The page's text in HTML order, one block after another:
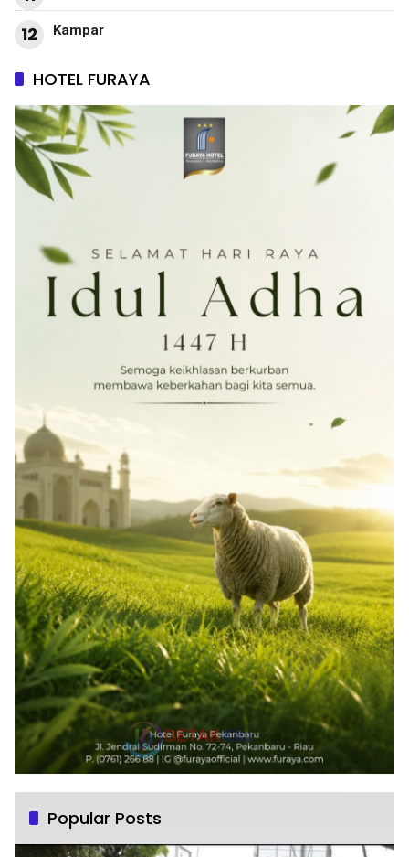
12
Kampar
HOTEL FURAYA
Popular Posts